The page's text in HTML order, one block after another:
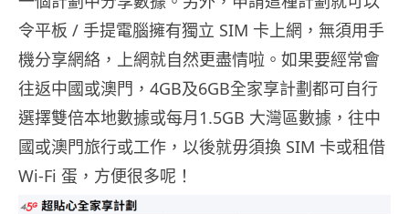
令平板 / 手提電腦擁有獨立 SIM 卡上網，無須用手
機分享網絡，上網就自然更盡情啦。如果要經常會
往返中國或澳門，4GB及6GB全家享計劃都可自行
選擇雙倍本地數據或每月1.5GB 大灣區數據，往中
國或澳門旅行或工作，以後就毋須換 SIM 卡或租借
Wi-Fi 蛋，方便很多呢！